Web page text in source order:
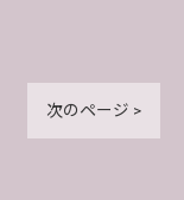
次のページ >